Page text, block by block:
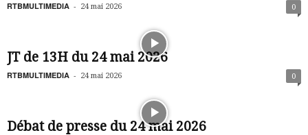
RTBMULTIMEDIA - 24 mai 2026 0
JT de 13H du 24 mai 2026
RTBMULTIMEDIA - 24 mai 2026 0
Débat de presse du 24 mai 2026